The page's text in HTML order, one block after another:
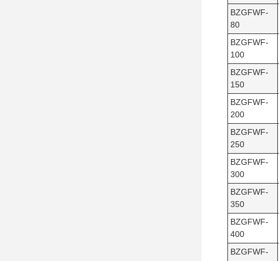
BZGFWF-
80
BZGFWF-
100
BZGFWF-
150
BZGFWF-
200
BZGFWF-
250
BZGFWF-
300
BZGFWF-
350
BZGFWF-
400
BZGFWF-